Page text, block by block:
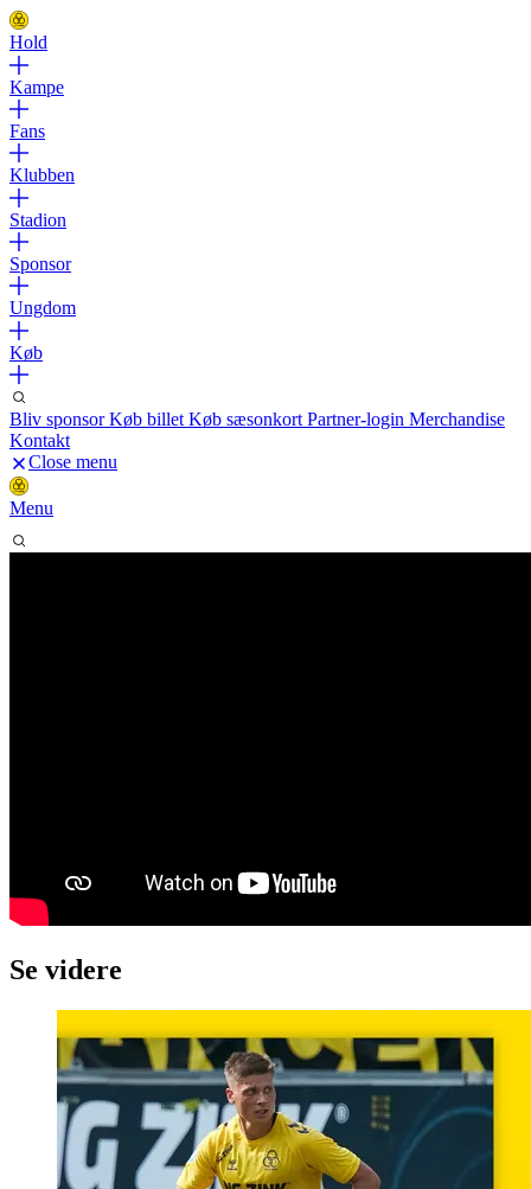
Hold
Kampe
Fans
Klubben
Stadion
Sponsor
Ungdom
Køb
Bliv sponsorKøb billet Køb sæsonkort Partner-login Merchandise
Kontakt
Close menu
Menu
Se videre